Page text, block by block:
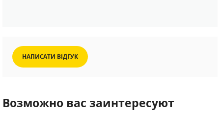
НАПИСАТИ ВІДГУК
Возможно вас заинтересуют